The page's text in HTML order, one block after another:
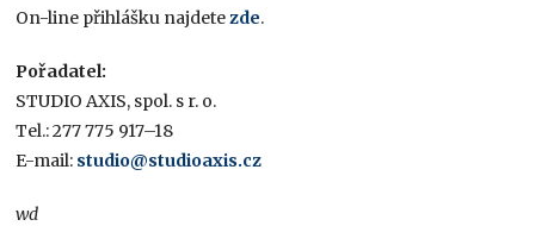
On-line přihlášku najdete zde.
Pořadatel:
STUDIO AXIS, spol. s r. o.
Tel.: 277 775 917–18
E-mail: studio@studioaxis.cz
wd